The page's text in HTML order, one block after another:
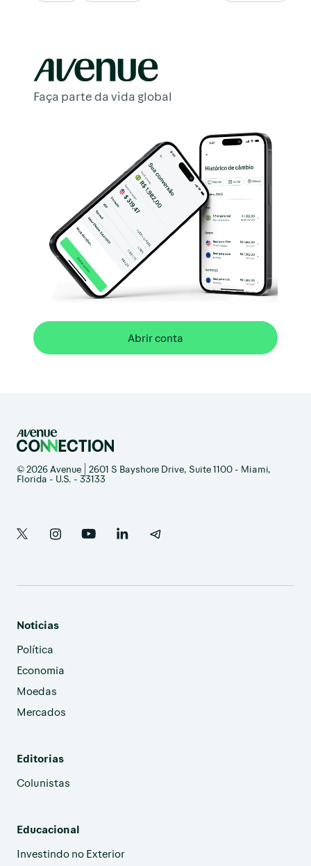
Faça parte da vida global
Abrir conta
© 2026 Avenue | 2601 S Bayshore Drive, Suite 1100 - Miami,
Florida - U.S. - 33133
Noticias
Política
Economia
Moedas
Mercados
Editorias
Colunistas
Educacional
Investindo no Exterior